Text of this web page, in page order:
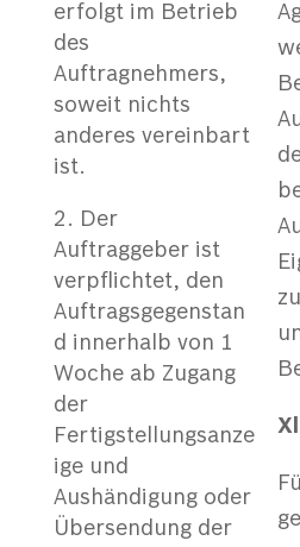
erfolgt im Betrieb
des
Auftragnehmers,
soweit nichts
anderes vereinbart
ist.
Der
Auftraggeber ist
verpflichtet, den
Auftragsgegenstan
d innerhalb von 1
Woche ab Zugang
der
Fertigstellungsanze
ige und
Aushändigung oder
Übersendung der
X